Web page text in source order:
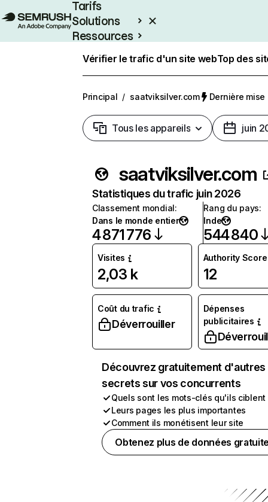
Tarifs
Solutions
Ressources
Vérifier le trafic d'un site webTop des
Principal / saatviksilver.com Dernière
Tous les appareils juin
saatviksilver.com
Statistiques du trafic juin 2026
Classement mondial:
Dans le monde entier
4 871 776
Rang du pays:
Inde
544 840
Visites
2,03 k
Authority Score
12
Coût du trafic
Déverrouiller
Dépenses
publicitaires
Découvrez gratuitement d'autres
secrets sur vos concurrents
Quels sont les mots-clés qu'ils ciblent
Leurs pages les plus importantes
Comment ils monétisent leur site
Obtenez plus de données